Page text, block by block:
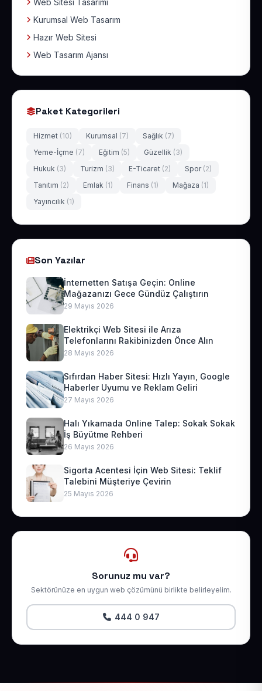
Web Sitesi Tasarımı
Kurumsal Web Tasarım
Hazır Web Sitesi
Web Tasarım Ajansı
Paket Kategorileri
Hizmet (10) Kurumsal (7) Sağlık (7)
Yeme-İçme (7) Eğitim (5) Güzellik (3)
Hukuk (3) Turizm (3) E-Ticaret (2) Spor (2)
Tanıtım (2) Emlak (1) Finans (1) Mağaza (1)
Yayıncılık (1)
Son Yazılar
İnternetten Satışa Geçin: Online
Mağazanızı Gece Gündüz Çalıştırın
29 Mayıs 2026
Elektrikçi Web Sitesi ile Arıza
Telefonlarını Rakibinizden Önce Alın
28 Mayıs 2026
Sıfırdan Haber Sitesi: Hızlı Yayın, Google
Haberler Uyumu ve Reklam Geliri
27 Mayıs 2026
Halı Yıkamada Online Talep: Sokak Sokak
İş Büyütme Rehberi
26 Mayıs 2026
Sigorta Acentesi İçin Web Sitesi: Teklif
Talebini Müşteriye Çevirin
25 Mayıs 2026
Sorunuz mu var?
Sektörünüze en uygun web çözümünü birlikte belirleyelim.
444 0 947